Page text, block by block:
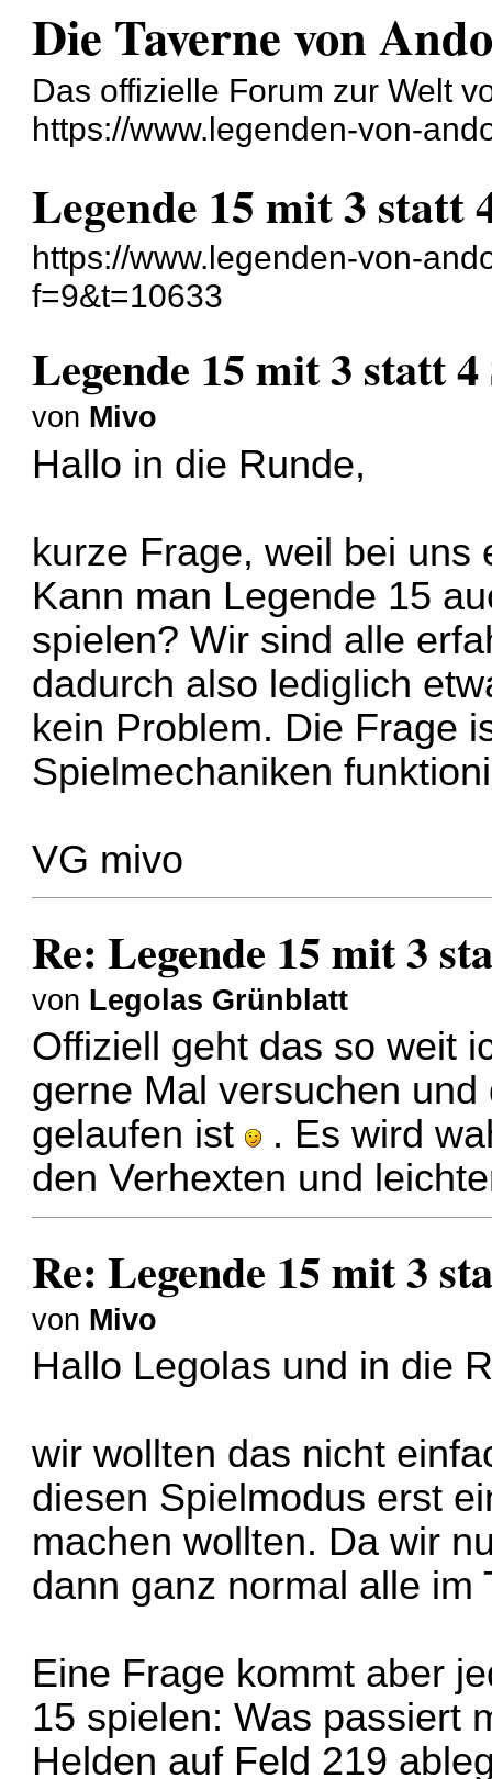
Die Taverne von
Das offizielle Forum zur Welt
https://www.legenden-von-
Legende 15 mit 3 statt
https://www.legenden-von-
f=9&t=10633
Legende 15 mit 3 statt
von Mivo
Hallo in die Runde,
kurze Frage, weil bei uns
Kann man Legende 15
spielen? Wir sind alle
dadurch also lediglich
kein Problem. Die Frage
Spielmechaniken
VG mivo
Re: Legende 15 mit 3
von Legolas Grünblatt
Offiziell geht das so weit
gerne Mal versuchen
gelaufen ist
. Es wird
den Verhexten und
Re: Legende 15 mit 3
von Mivo
Hallo Legolas und in die
wir wollten das nicht
diesen Spielmodus erst
machen wollten. Da wir
dann ganz normal alle im
Eine Frage kommt aber
15 spielen: Was passiert
Helden auf Feld 219